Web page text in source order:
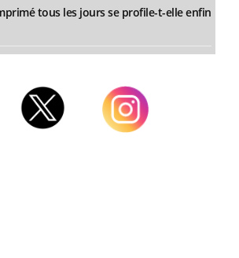
tous les jours se profile-t-elle enfin